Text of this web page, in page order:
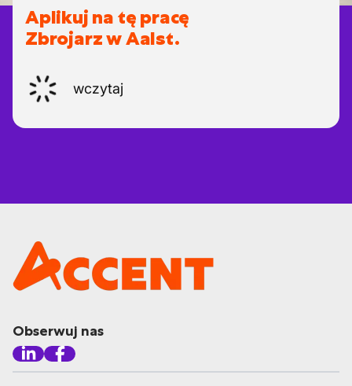
Aplikuj na tę pracę
Zbrojarz w Aalst.
wczytaj
Obserwuj nas